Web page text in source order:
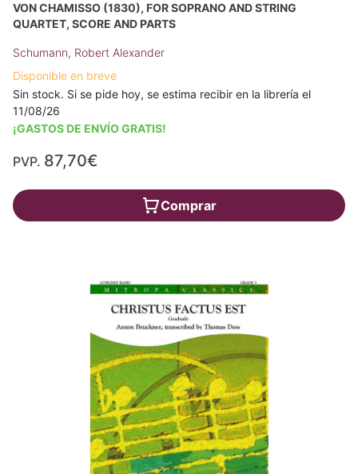
VON CHAMISSO (1830), FOR SOPRANO AND STRING
QUARTET, SCORE AND PARTS
Schumann, Robert Alexander
Disponible en breve
Sin stock. Si se pide hoy, se estima recibir en la librería el
11/08/26
¡GASTOS DE ENVÍO GRATIS!
PVP. 87,70€
Comprar